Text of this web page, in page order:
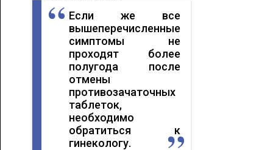
Если же все
вышеперечисленные
симптомы не
проходят более
полугода после
отмены
противозачаточных
таблеток,
необходимо
обратиться к
гинекологу.